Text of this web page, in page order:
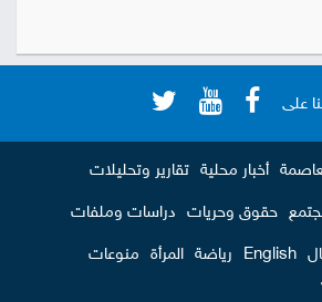
على
أخبار محلية تقارير وتحليلات
حقوق وحريات دراسات وملفات
English رياضة المرأة منوعات